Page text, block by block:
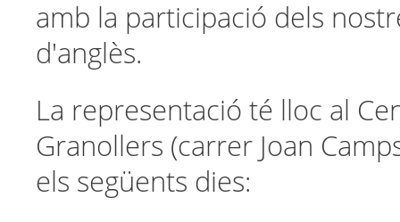
amb la participació dels
d'anglès.
La representació té lloc al
Granollers (carrer Joan
els següents dies: